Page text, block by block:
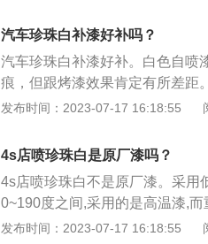
塑料件喷漆的温度控制，其中一
容易出现色差，但不一定必须到
珠白可以局部补漆，所以在汽车
下，可以使用补漆笔自己进行修
损的地方以相同的方向进行打磨
补漆笔进行修补。
汽车珍珠白补漆好补吗？
汽车珍珠白补漆好补。白色自喷
痕，但跟烤漆效果肯定有所差距
多，可能一年左右就开始起皮脱
镀膜处理：轻微的划痕在车身上
说一般可以不管。如果是完美主
理，这样就可以恢复车漆上的部
发布时间：2023-07-17 16:18:55
4s店喷珍珠白是原厂漆吗？
4s店喷珍珠白不是原厂漆。采用
0~190度之间,采用的是高温漆,
西,不可能再采用那种工艺,所以
发布时间：2023-07-17 16:18:55